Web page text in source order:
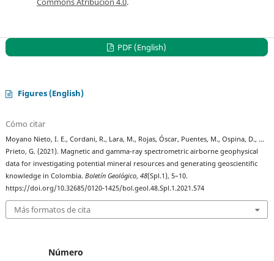
PDF (English)
Figures (English)
Cómo citar
Moyano Nieto, I. E., Cordani, R., Lara, M., Rojas, Óscar, Puentes, M., Ospina, D., …
Prieto, G. (2021). Magnetic and gamma-ray spectrometric airborne geophysical
data for investigating potential mineral resources and generating geoscientific
knowledge in Colombia.Boletín Geológico,48(Spl.1), 5–10.
https://doi.org/10.32685/0120-1425/bol.geol.48.Spl.1.2021.574
Más formatos de cita
Número